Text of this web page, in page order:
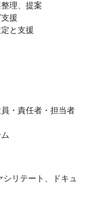
理、提案
援
と支援
・責任者・担当者
シリテート、ドキュ